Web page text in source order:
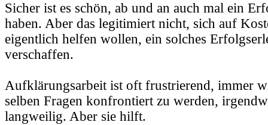
Sicher ist es schön, ab und an auch mal ein
haben. Aber das legitimiert nicht, sich auf
eigentlich helfen wollen, ein solches
verschaffen.
Aufklärungsarbeit ist oft frustrierend, immer
selben Fragen konfrontiert zu werden,
langweilig. Aber sie hilft.